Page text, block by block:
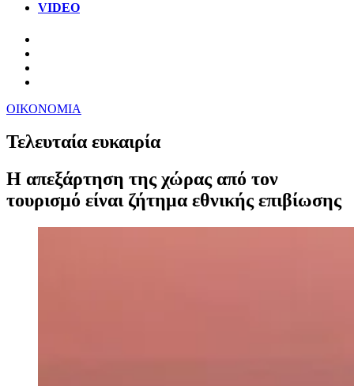
VIDEO
ΟΙΚΟΝΟΜΙΑ
Τελευταία ευκαιρία
Η απεξάρτηση της χώρας από τον
τουρισμό είναι ζήτημα εθνικής επιβίωσης